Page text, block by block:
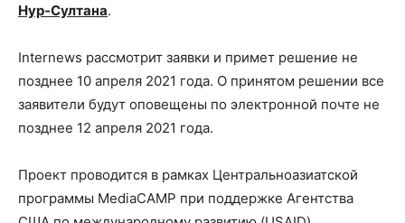
Нур-Султана.
Internews рассмотрит заявки и примет решение не
позднее 10 апреля 2021 года. О принятом решении все
заявители будут оповещены по электронной почте не
позднее 12 апреля 2021 года.
Проект проводится в рамках Центральноазиатской
программы MediaCAMP при поддержке Агентства